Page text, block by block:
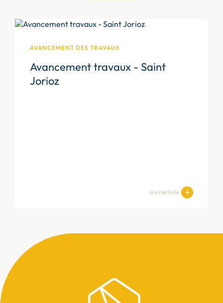
AVANCEMENT DES TRAVAUX
Avancement travaux - Saint
Jorioz
lire l’article
Pied